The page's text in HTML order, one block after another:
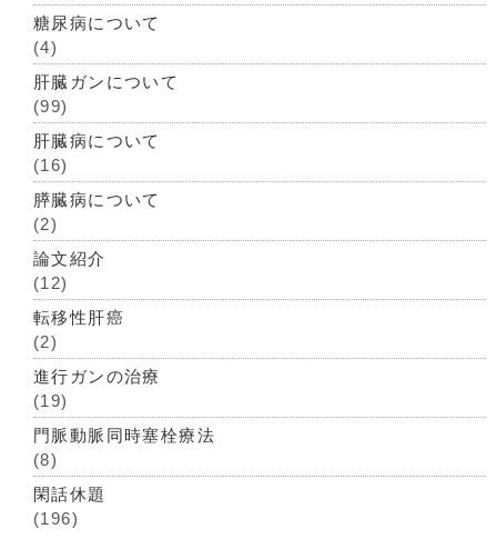
糖尿病について
(4)
肝臓ガンについて
(99)
肝臓病について
(16)
膵臓病について
(2)
論文紹介
(12)
転移性肝癌
(2)
進行ガンの治療
(19)
門脈動脈同時塞栓療法
(8)
閑話休題
(196)